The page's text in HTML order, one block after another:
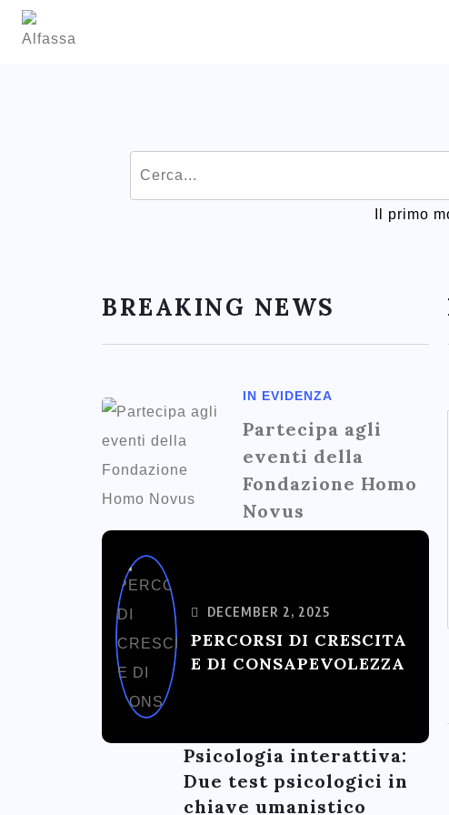
Il primo
BREAKING NEWS
IN EVIDENZA
Partecipa agli
eventi della
Fondazione Homo
Novus
DECEMBER 2, 2025
PERCORSI DI CRESCITA
E DI CONSAPEVOLEZZA
Psicologia interattiva:
Due test psicologici in
chiave umanistico